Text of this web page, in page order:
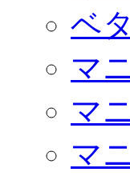
ベ
マ
マ
マ